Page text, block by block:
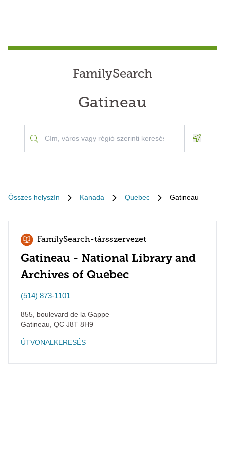
FamilySearch
Gatineau
Összes helyszín Kanada Quebec Gatineau
FamilySearch-társszervezet
Gatineau - National Library and
Archives of Quebec
(514) 873-1101
855, boulevard de la Gappe
Gatineau QC J8T 8H9
ÚTVONALKERESÉS